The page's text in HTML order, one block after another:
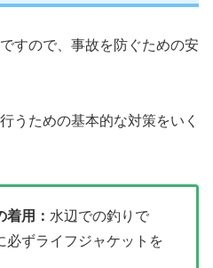
すので、事故を防ぐための安
うための基本的な対策をいく
着用： 水辺での釣りで
必ずライフジャケットを